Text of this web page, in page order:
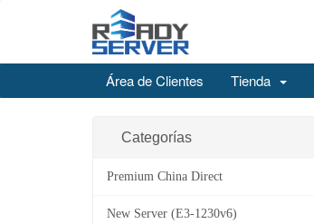
Área de Clientes Tienda
Categorías
Premium China Direct
New Server (E3-1230v6)